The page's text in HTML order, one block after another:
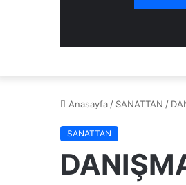
Anasayfa / SANATTAN /
SANATTAN